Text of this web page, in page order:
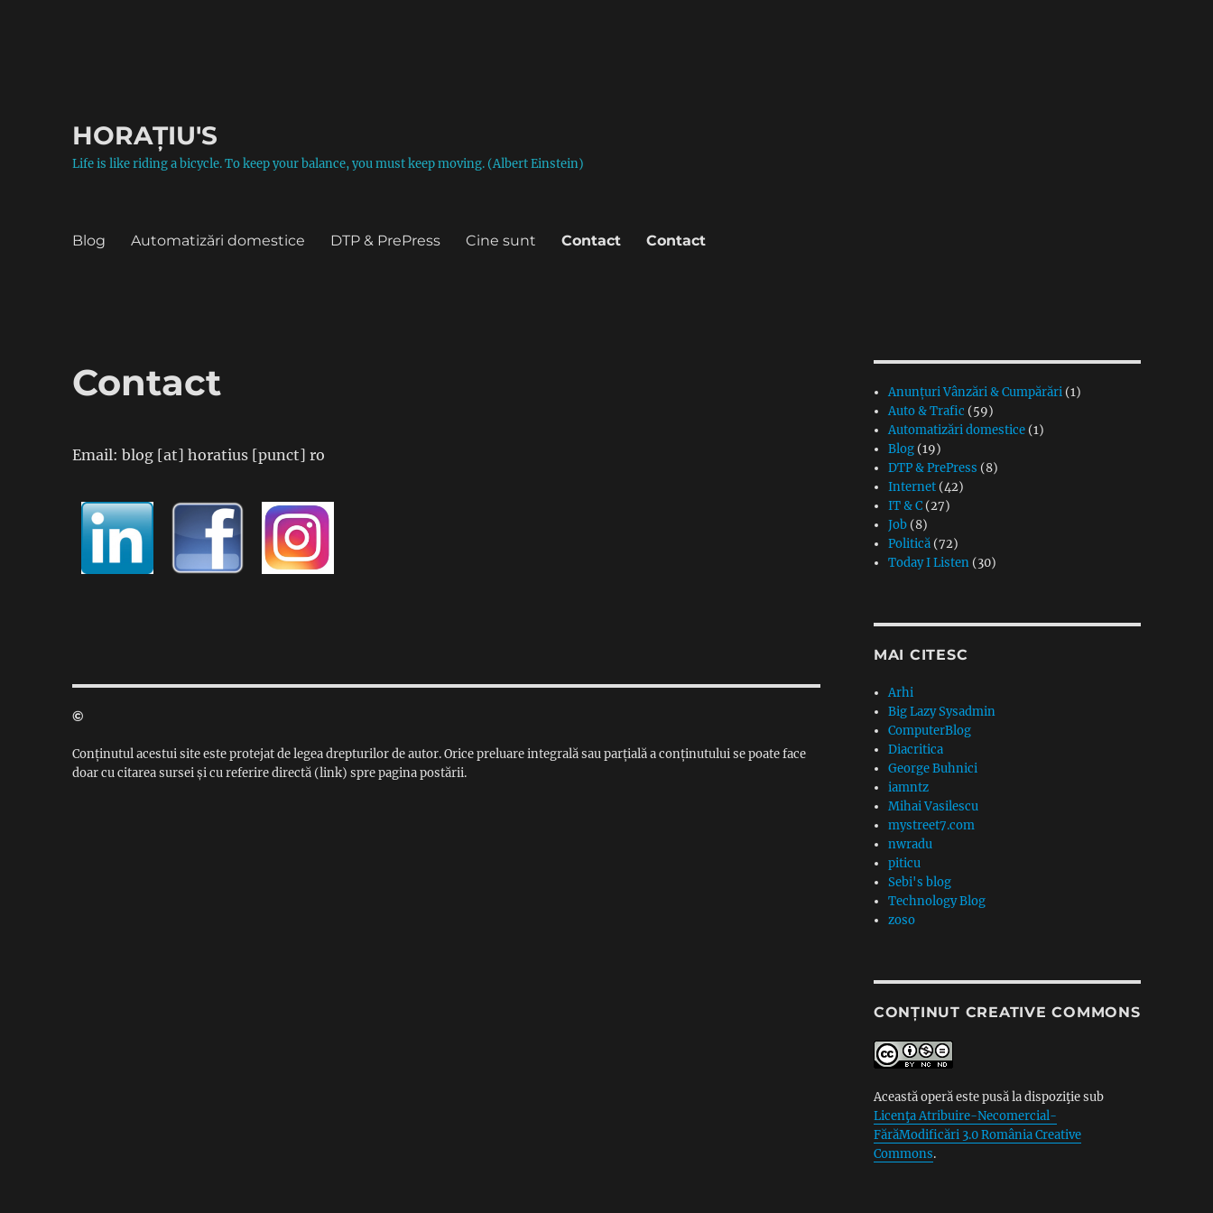
HORAȚIU'S
Life is like riding a bicycle. To keep your balance, you must keep moving. (Albert Einstein)
Blog Automatizări domestice DTP & PrePress Cine sunt Contact Contact
Contact
Email: blog [at] horatius [punct] ro
©
Conținutul acestui site este protejat de legea drepturilor de autor. Orice preluare integrală sau parțială a conținutului se poate face
doar cu citarea sursei și cu referire directă (link) spre pagina postării.
Anunțuri Vânzări & Cumpărări (1)
Auto & Trafic (59)
Automatizări domestice (1)
Blog (19)
DTP & PrePress (8)
Internet (42)
IT & C (27)
Job (8)
Politică (72)
Today I Listen (30)
MAI CITESC
Arhi
Big Lazy Sysadmin
ComputerBlog
Diacritica
George Buhnici
iamntz
Mihai Vasilescu
mystreet7.com
nwradu
piticu
Sebi's blog
Technology Blog
zoso
CONȚINUT CREATIVE COMMONS
Această operă este pusă la dispoziţie sub
Licenţa Atribuire-Necomercial-
FărăModificări 3.0 România Creative
Commons.